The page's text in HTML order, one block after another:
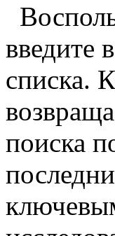
введите
списка.
поиска